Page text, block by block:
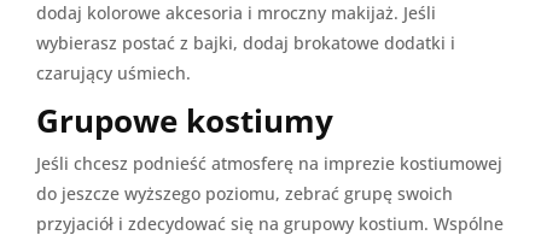
dodaj kolorowe akcesoria i mroczny makijaż. Jeśli
wybierasz postać z bajki, dodaj brokatowe dodatki i
czarujący uśmiech.
Grupowe kostiumy
Jeśli chcesz podnieść atmosferę na imprezie kostiumowej
do jeszcze wyższego poziomu, zebrać grupę swoich
przyjaciół i zdecydować się na grupowy kostium. Wspólne